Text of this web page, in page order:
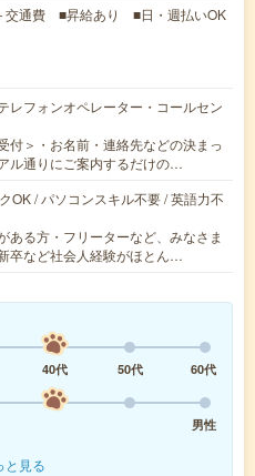
交通費 ■昇給あり ■日・週払いOK
レフォンオペレーター・コールセン
付＞・お名前・連絡先などの決まっ
ル通りにご案内するだけの…
OK / パソコンスキル不要 / 英語力不
る方・フリーターなど、みなさま
卒など社会人経験がほとん…
40代 50代
60代
男性
と見る